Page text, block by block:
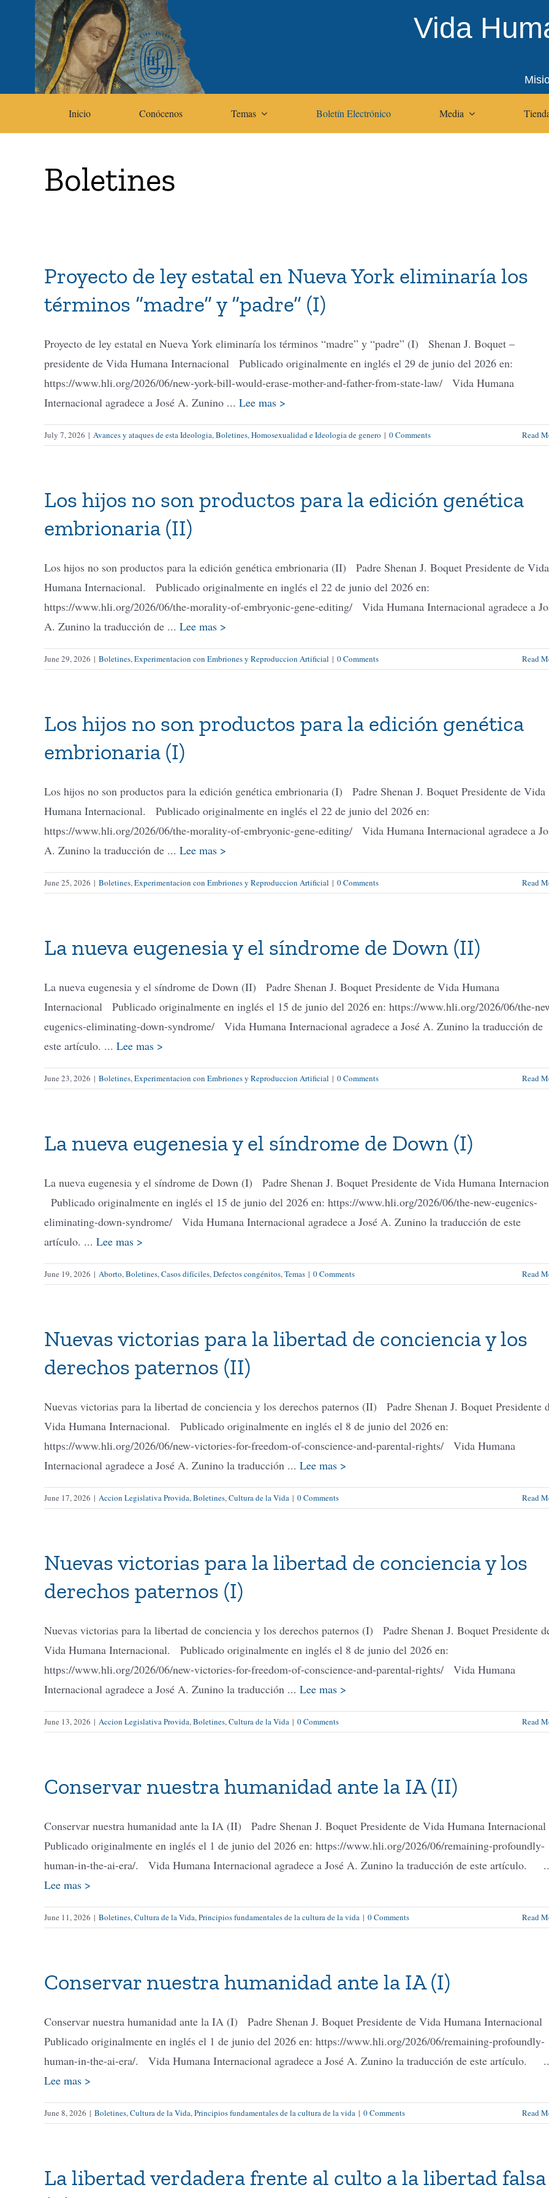
Vida
Inicio Conócenos Temas Boletín Electrónico Media
Boletines
Proyecto de ley estatal en Nueva York eliminaría los
términos “madre” y “padre” (I)
Proyecto de ley estatal en Nueva York eliminaría los términos “madre” y “padre” (I) Shenan J. Boquet –
presidente de Vida Humana Internacional Publicado originalmente en inglés el 29 de junio del 2026 en:
https://www.hli.org/2026/06/new-york-bill-would-erase-mother-and-father-from-state-law/ Vida Humana
Internacional agradece a José A. Zunino ... Lee mas >
July 7, 2026 | Avances y ataques de esta Ideologia,Boletines,Homosexualidad e Ideologia de genero | 0 Comments Read
Los hijos no son productos para la edición genética
embrionaria (II)
Los hijos no son productos para la edición genética embrionaria (II) Padre Shenan J. Boquet Presidente de Vida
Humana Internacional. Publicado originalmente en inglés el 22 de junio del 2026 en:
https://www.hli.org/2026/06/the-morality-of-embryonic-gene-editing/ Vida Humana Internacional agradece a
A. Zunino la traducción de ... Lee mas >
June 29, 2026 | Boletines,Experimentacion con Embriones y Reproduccion Artificial | 0 Comments Read
Los hijos no son productos para la edición genética
embrionaria (I)
Los hijos no son productos para la edición genética embrionaria (I) Padre Shenan J. Boquet Presidente de Vida
Humana Internacional. Publicado originalmente en inglés el 22 de junio del 2026 en:
https://www.hli.org/2026/06/the-morality-of-embryonic-gene-editing/ Vida Humana Internacional agradece a
A. Zunino la traducción de ... Lee mas >
June 25, 2026 | Boletines,Experimentacion con Embriones y Reproduccion Artificial | 0 Comments Read
La nueva eugenesia y el síndrome de Down (II)
La nueva eugenesia y el síndrome de Down (II) Padre Shenan J. Boquet Presidente de Vida Humana
Internacional Publicado originalmente en inglés el 15 de junio del 2026 en: https://www.hli.org/2026/06/the-
eugenics-eliminating-down-syndrome/ Vida Humana Internacional agradece a José A. Zunino la traducción de
este artículo. ... Lee mas >
June 23, 2026 | Boletines,Experimentacion con Embriones y Reproduccion Artificial | 0 Comments Read
La nueva eugenesia y el síndrome de Down (I)
La nueva eugenesia y el síndrome de Down (I) Padre Shenan J. Boquet Presidente de Vida Humana
Publicado originalmente en inglés el 15 de junio del 2026 en: https://www.hli.org/2026/06/the-new-eugenics-
eliminating-down-syndrome/ Vida Humana Internacional agradece a José A. Zunino la traducción de este
artículo. ... Lee mas >
June 19, 2026 | Aborto,Boletines,Casos difíciles,Defectos congénitos,Temas | 0 Comments Read
Nuevas victorias para la libertad de conciencia y los
derechos paternos (II)
Nuevas victorias para la libertad de conciencia y los derechos paternos (II) Padre Shenan J. Boquet Presidente
Vida Humana Internacional. Publicado originalmente en inglés el 8 de junio del 2026 en:
https://www.hli.org/2026/06/new-victories-for-freedom-of-conscience-and-parental-rights/ Vida Humana
Internacional agradece a José A. Zunino la traducción ... Lee mas >
June 17, 2026 | Accion Legislativa Provida,Boletines,Cultura de la Vida | 0 Comments Read
Nuevas victorias para la libertad de conciencia y los
derechos paternos (I)
Nuevas victorias para la libertad de conciencia y los derechos paternos (I) Padre Shenan J. Boquet Presidente
Vida Humana Internacional. Publicado originalmente en inglés el 8 de junio del 2026 en:
https://www.hli.org/2026/06/new-victories-for-freedom-of-conscience-and-parental-rights/ Vida Humana
Internacional agradece a José A. Zunino la traducción ... Lee mas >
June 13, 2026 | Accion Legislativa Provida,Boletines,Cultura de la Vida | 0 Comments Read
Conservar nuestra humanidad ante la IA (II)
Conservar nuestra humanidad ante la IA (II) Padre Shenan J. Boquet Presidente de Vida Humana Internacional
Publicado originalmente en inglés el 1 de junio del 2026 en: https://www.hli.org/2026/06/remaining-profoundly-
human-in-the-ai-era/. Vida Humana Internacional agradece a José A. Zunino la traducción de este artículo.
Lee mas >
June 11, 2026 | Boletines,Cultura de la Vida,Principios fundamentales de la cultura de la vida | 0 Comments Read
Conservar nuestra humanidad ante la IA (I)
Conservar nuestra humanidad ante la IA (I) Padre Shenan J. Boquet Presidente de Vida Humana Internacional
Publicado originalmente en inglés el 1 de junio del 2026 en: https://www.hli.org/2026/06/remaining-profoundly-
human-in-the-ai-era/. Vida Humana Internacional agradece a José A. Zunino la traducción de este artículo.
Lee mas >
June 8, 2026 | Boletines,Cultura de la Vida,Principios fundamentales de la cultura de la vida | 0 Comments Read
La libertad verdadera frente al culto a la libertad falsa